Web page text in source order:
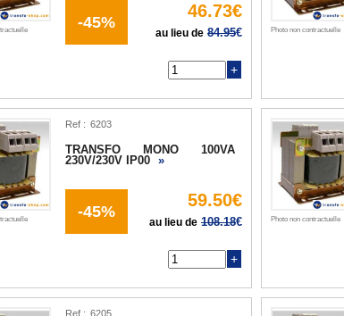
-45%
46.73€
au lieu de 84.95€ Photo non contractuelle
Ref :
TRANSFO MONO 100VA
230V/230V IP00 »
-45%
59.50€
au lieu de 108.18€ Photo non contractuelle
Ref :